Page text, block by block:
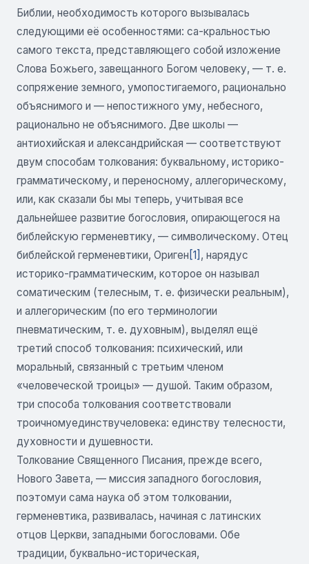
Библии, необходимость которого вызывалась
следующими её особенностями: са-кральностью
самого текста, представляющего собой изложение
Слова Божьего, завещанного Богом человеку, — т. е.
сопряжение земного, умопостигаемого, рационально
объяснимого и — непостижного уму, небесного,
рационально не объяснимого. Две школы —
антиохийская и александрийская — соответствуют
двум способам толкования: буквальному, историко-
грамматическому, и переносному, аллегорическому,
или, как сказали бы мы теперь, учитывая все
дальнейшее развитие богословия, опирающегося на
библейскую герменевтику, — символическому. Отец
библейской герменевтики, Ориген [1] , нарядус
историко-грамматическим, которое он называл
соматическим (телесным, т. е. физически реальным),
и аллегорическим (по его терминологии
пневматическим, т. е. духовным), выделял ещё
третий способ толкования: психический, или
моральный, связанный с третьим членом
«человеческой троицы» — душой. Таким образом,
три способа толкования соответствовали
троичномуединствучеловека: единству телесности,
духовности и душевности.
Толкование Священного Писания, прежде всего,
Нового Завета, — миссия западного богословия,
поэтомуи сама наука об этом толковании,
герменевтика, развивалась, начиная с латинских
отцов Церкви, западными богословами. Обе
традиции, буквально-историческая,